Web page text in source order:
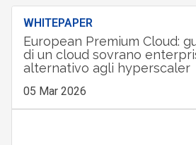
WHITEPAPER
European Premium Cloud:
di un cloud sovrano
alternativo agli hyperscaler
05 Mar 2026